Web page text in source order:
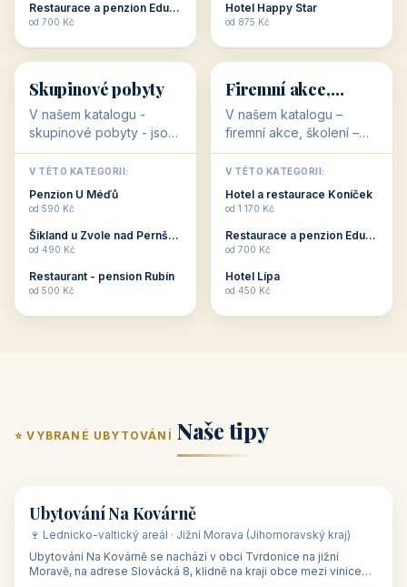
Restaurace a penzion Eduard
od 700 Kč
Hotel Happy Star
od 875 Kč
👥
👥
32 objektů
Skupinové pobyty
V našem katalogu -
skupinové pobyty - jsou
pro Vás připraveny
objekty, které nabízí
ubytování skupin v
penzionech, hotelích a
Budete překva...
V TÉTO KATEGORII:
Penzion U Méďů
od 590 Kč
Šikland u Zvole nad Pernštejnem
od 490 Kč
Restaurant - pension Rubín
od 500 Kč
💼
💼
31 objektů
Firemní akce,
školení
V našem katalogu –
firemní akce, školení –
jsou pro Vás připraveny
objekty, které mají
zkušenosti pořádat i
menší firemní akce a
ob...
V TÉTO KATEGORII:
Hotel a restaurace Koníček
od 1 170 Kč
Restaurace a penzion Eduard
od 700 Kč
Hotel Lípa
od 450 Kč
⭐ VYBRANÉ UBYTOVÁNÍ Naše tipy
🏡 penzion
Ubytování Na Kovárně
🍷 Lednicko-valtický areál · Jižní Morava (Jihomoravský kraj)
Ubytování Na Kovárně se nachází v obci Tvrdonice na jižní
Moravě, na adrese Slovácká 8, klidně na kraji obce mezi vinicemi,